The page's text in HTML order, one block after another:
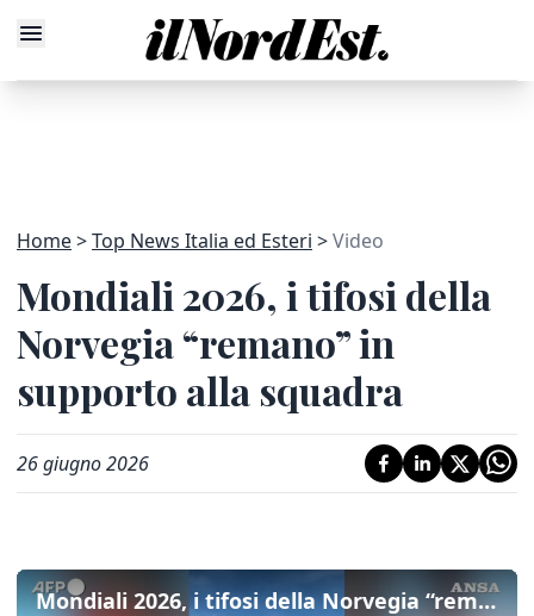
Home Top News Italia ed Esteri Video
Mondiali 2026, i tifosi della
Norvegia “remano” in
supporto alla squadra
26 giugno 2026
Mondiali 2026, i tifosi della Norvegia “remano” in supporto alla squadra